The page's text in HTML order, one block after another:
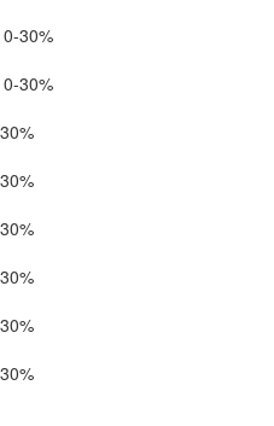
0-30%
0-30%
30%
30%
30%
30%
30%